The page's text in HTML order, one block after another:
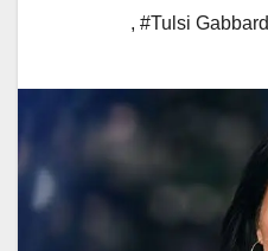
, #Tulsi Gabbard